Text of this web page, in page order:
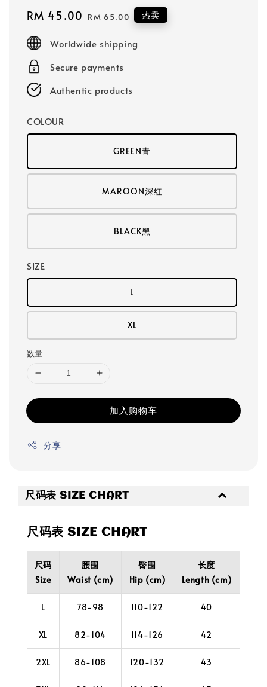
Sale
RM 45.00 Regular
RM 65.00 热卖
Worldwide shipping
Secure payments
Authentic products
COLOUR
GREEN青
MAROON深红
BLACK黑
SIZE
L
XL
数量
加入购物车
分享
尺码表 SIZE CHART
尺码表 SIZE CHART
尺码
Size
腰围
Waist (cm)
臀围
Hip (cm)
长度
Length (cm)
L 78-98 110-122 40
XL 82-104 114-126 42
2XL 86-108 120-132 43